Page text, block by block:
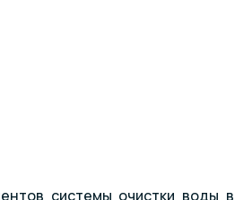
системы очистки воды в